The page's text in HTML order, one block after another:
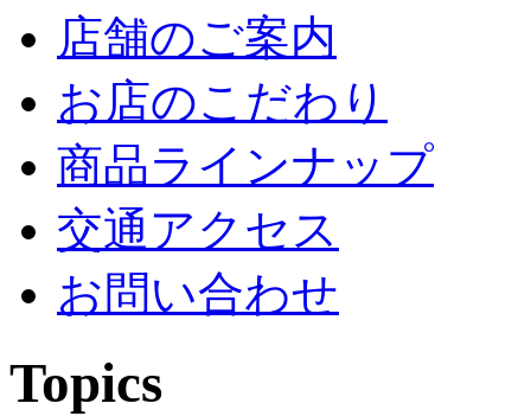
店舗のご案内
お店のこだわり
商品ラインナップ
交通アクセス
お問い合わせ
Topics